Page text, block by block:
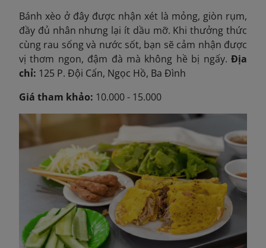
Bánh xèo ở đây được nhận xét là mỏng, giòn rụm,
đầy đủ nhân nhưng lại ít dầu mỡ. Khi thưởng thức
cùng rau sống và nước sốt, bạn sẽ cảm nhận được
vị thơm ngon, đậm đà mà không hề bị ngấy. Địa
chỉ: 125 P. Đội Cấn, Ngọc Hồ, Ba Đình
Giá tham khảo: 10.000 - 15.000